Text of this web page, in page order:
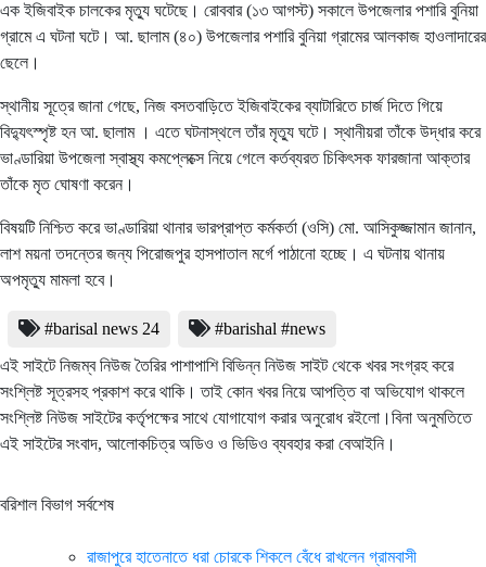
এক ইজিবাইক চালকের মৃত্যু ঘটেছে। রোববার (১৩ আগস্ট) সকালে উপজেলার পশারি বুনিয়া
গ্রামে এ ঘটনা ঘটে। আ. ছালাম (৪০) উপজেলার পশারি বুনিয়া গ্রামের আলকাজ হাওলাদারের
ছেলে।
স্থানীয় সূত্রে জানা গেছে, নিজ বসতবাড়িতে ইজিবাইকের ব্যাটারিতে চার্জ দিতে গিয়ে
বিদ্যুৎস্পৃষ্ট হন আ. ছালাম । এতে ঘটনাস্থলে তাঁর মৃত্যু ঘটে। স্থানীয়রা তাঁকে উদ্ধার করে
ভাণ্ডারিয়া উপজেলা স্বাস্থ্য কমপ্লেক্সে নিয়ে গেলে কর্তব্যরত চিকিৎসক ফারজানা আক্তার
তাঁকে মৃত ঘোষণা করেন।
বিষয়টি নিশ্চিত করে ভাণ্ডারিয়া থানার ভারপ্রাপ্ত কর্মকর্তা (ওসি) মো. আসিকুজ্জামান জানান,
লাশ ময়না তদন্তের জন্য পিরোজপুর হাসপাতাল মর্গে পাঠানো হচ্ছে। এ ঘটনায় থানায়
অপমৃত্যু মামলা হবে।
#barisal news 24
#barishal #news
এই সাইটে নিজম্ব নিউজ তৈরির পাশাপাশি বিভিন্ন নিউজ সাইট থেকে খবর সংগ্রহ করে
সংশ্লিষ্ট সূত্রসহ প্রকাশ করে থাকি। তাই কোন খবর নিয়ে আপত্তি বা অভিযোগ থাকলে
সংশ্লিষ্ট নিউজ সাইটের কর্তৃপক্ষের সাথে যোগাযোগ করার অনুরোধ রইলো।বিনা অনুমতিতে
এই সাইটের সংবাদ, আলোকচিত্র অডিও ও ভিডিও ব্যবহার করা বেআইনি।
বরিশাল বিভাগ সর্বশেষ
রাজাপুরে হাতেনাতে ধরা চোরকে শিকলে বেঁধে রাখলেন গ্রামবাসী